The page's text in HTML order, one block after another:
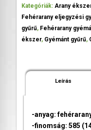
Kategóriák: Arany
Fehérarany eljegyzési
gyűrű, Fehérarany
ékszer, Gyémánt gyűrű,
Leírás
-anyag:
-finomság: 585